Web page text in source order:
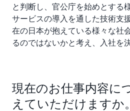
と判断し、官公庁を始めとする
サービスの導入を通した技術支
在の日本が抱えている様々な社
るのではないかと考え、入社を
現在のお仕事内容に
えていただけますか。